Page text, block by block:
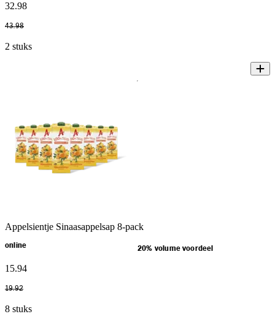
32.98
43.98
2 stuks
Appelsientje Sinaasappelsap 8-pack
online 20% volume voordeel
15.94
19.92
8 stuks